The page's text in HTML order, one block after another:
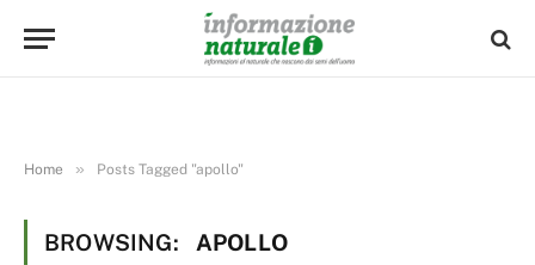
Home » Posts Tagged "apollo"
BROWSING: APOLLO